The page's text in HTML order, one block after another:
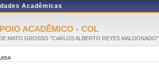
Acadêmicas
ACADÊMICO - COL
MATO GROSSO "CARLOS ALBERTO REYES MALDONADO"